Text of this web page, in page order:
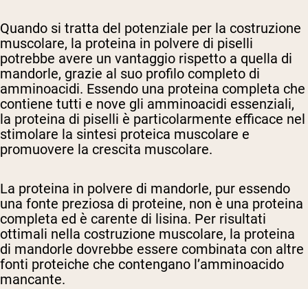
Quando si tratta del potenziale per la costruzione
muscolare, la proteina in polvere di piselli
potrebbe avere un vantaggio rispetto a quella di
mandorle, grazie al suo profilo completo di
amminoacidi. Essendo una proteina completa che
contiene tutti e nove gli amminoacidi essenziali,
la proteina di piselli è particolarmente efficace nel
stimolare la sintesi proteica muscolare e
promuovere la crescita muscolare.
La proteina in polvere di mandorle, pur essendo
una fonte preziosa di proteine, non è una proteina
completa ed è carente di lisina. Per risultati
ottimali nella costruzione muscolare, la proteina
di mandorle dovrebbe essere combinata con altre
fonti proteiche che contengano l’amminoacido
mancante.